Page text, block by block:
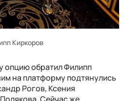
Киркоров
опцию обратил Филипп
на платформу подтянулись
Рогов, Ксения
Сейчас же